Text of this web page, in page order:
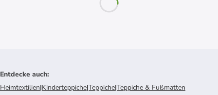
Entdecke auch:
Heimtextilien|Kinderteppiche|Teppiche|Teppiche & Fußmatten